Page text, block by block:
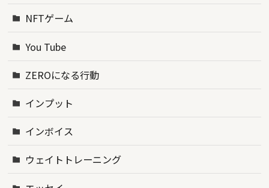
NFTゲーム
You Tube
ZEROになる行動
インプット
インボイス
ウェイトトレーニング